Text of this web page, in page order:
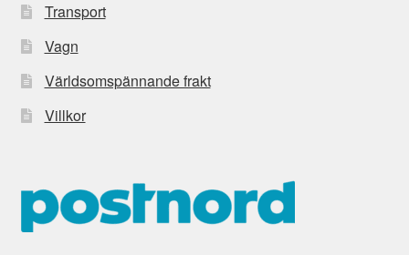
Transport
Vagn
Världsomspännande frakt
Villkor